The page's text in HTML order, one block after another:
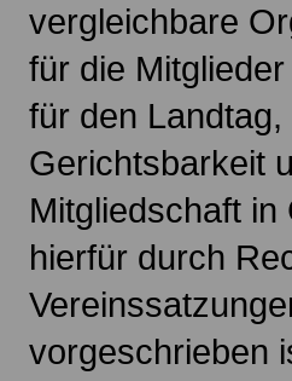
vergleichbare
für die
für den Landtag,
Gerichtsbarkeit
Mitgliedschaft
hierfür durch
vorgeschrieben